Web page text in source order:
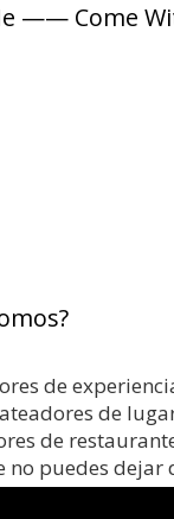
—— Come
de
de
de
no puedes dejar
o los mejores